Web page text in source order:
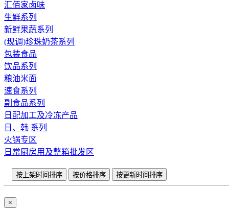
汇佰家卤味
生鲜系列
新鲜果蔬系列
(现调)珍珠奶茶系列
包装食品
饮品系列
粮油米面
速食系列
副食品系列
日配加工及冷冻产品
日、韩 系列
火锅专区
日常厨房用及整箱批发区
按上架时间排序 按价格排序 按更新时间排序
×